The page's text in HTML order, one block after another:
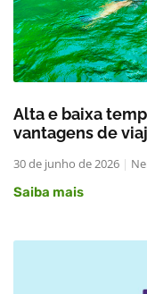
Alta e baixa
vantagens de
30 de junho de 2026
Saiba mais